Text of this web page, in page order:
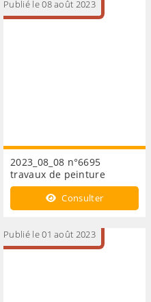
Publié le 08 août 2023
2023_08_08 n°6695
travaux de peinture
Consulter
Publié le 01 août 2023